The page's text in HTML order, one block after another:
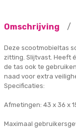
Omschrijving /
Deze scootmobieltas
zitting. Slijtvast. Heeft
de tas ook te
naad voor extra
Specificaties:
Afmetingen: 43 x 36 x
Maximaal